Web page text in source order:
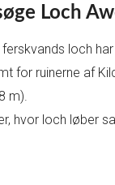
Loch
loch
for ruinerne af
m).
hvor loch løber